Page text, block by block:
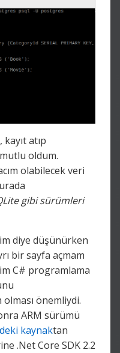
atıp
oldum.
olabilecek veri
gibi sürümleri
diye düşünürken
bir sayfa açmam
C# programlama
önemliydi.
ARM sürümü
kaynaktan
.Net Core SDK 2.2